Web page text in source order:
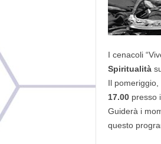
I cenacoli
Spiritualità
Il pomeriggio,
17.00 presso
Guiderà i
questo